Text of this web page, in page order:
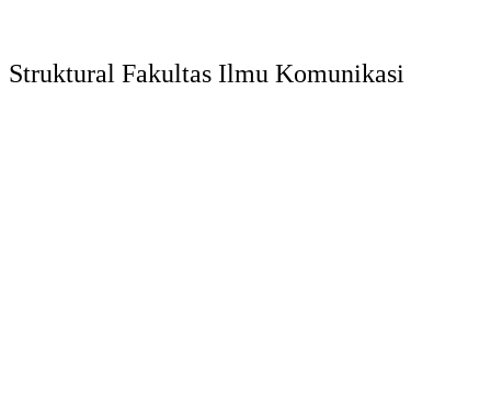
Struktural Fakultas Ilmu Komunikasi